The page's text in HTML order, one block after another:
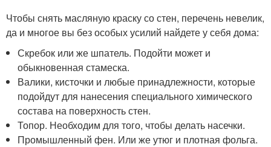
Чтобы снять масляную краску со стен, перечень невелик,
да и многое вы без особых усилий найдете у себя дома:
Скребок или же шпатель. Подойти может и
обыкновенная стамеска.
Валики, кисточки и любые принадлежности, которые
подойдут для нанесения специального химического
состава на поверхность стен.
Топор. Необходим для того, чтобы делать насечки.
Промышленный фен. Или же утюг и плотная фольга.